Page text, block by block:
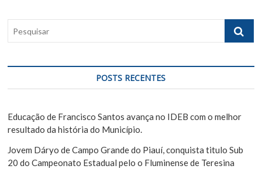
ã
o
P
o
s
t
t
:
:
q
i
a
POSTS RECENTES
Educação de Francisco Santos avança no IDEB com o melhor
resultado da história do Município.
Jovem Dáryo de Campo Grande do Piauí, conquista titulo Sub
20 do Campeonato Estadual pelo o Fluminense de Teresina